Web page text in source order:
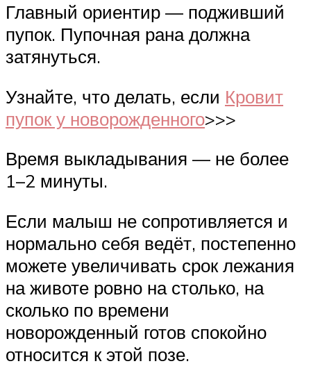
Главный ориентир — подживший
пупок. Пупочная рана должна
затянуться.
Узнайте, что делать, если Кровит
пупок у новорожденного>>>
Время выкладывания — не более
1–2 минуты.
Если малыш не сопротивляется и
нормально себя ведёт, постепенно
можете увеличивать срок лежания
на животе ровно на столько, на
сколько по времени
новорожденный готов спокойно
относится к этой позе.